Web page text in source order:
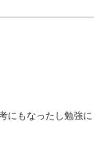
にもなったし勉強に